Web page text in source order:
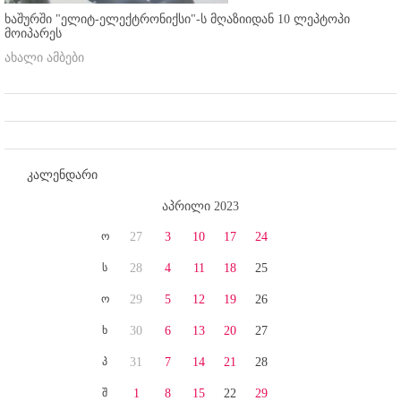
ხაშურში "ელიტ-ელექტრონიქსი"-ს მღაზიიდან 10 ლეპტოპი
მოიპარეს
ახალი ამბები
კალენდარი
აპრილი 2023
ო
ს
ო
ხ
პ
შ
27
28
29
30
31
1
3
4
5
6
7
8
10
11
12
13
14
15
17
18
19
20
21
22
24
25
26
27
28
29